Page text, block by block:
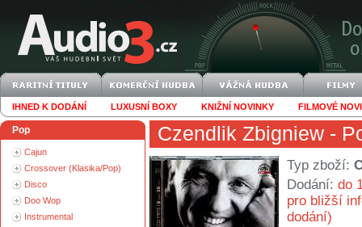
IHNED K DODÁNÍ LUXUSNÍ BOXY KNIŽNÍ NOVINKY FILMOVÉ
Pop
Cajun
Crossover (Klasika/Pop)
Disco
Doo Wop
Instrumental
Czendlik Zbigniew -
Typ zboží:
Dodání: do
pro bližší
dodání)